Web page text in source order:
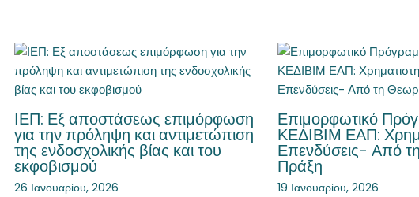
ΙΕΠ: Εξ αποστάσεως επιμόρφωση
για την πρόληψη και αντιμετώπιση
της ενδοσχολικής βίας και του
εκφοβισμού
26 Ιανουαρίου, 2026
Επιμορφωτικό
ΚΕΔΙΒΙΜ ΕΑΠ:
Επενδύσεις- Από
Πράξη
19 Ιανουαρίου, 2026